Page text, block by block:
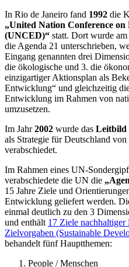
In Rio de Janeiro fand 1992 die
„United Nation Conference
(UNCED)“ statt. Dort wurde
die Agenda 21 unterschrieben,
Eingang genannten drei
die ökologische und 3. die
einzigartiger Aktionsplan als
Entwicklung“ und gleichzeitig
Entwicklung im Rahmen von
umzusetzen.
Im Jahr2002 wurde das Leitbild
als Strategie für Deutschland
verabschiedet.
Im Rahmen eines UN-
verabschiedete die UN die
15 Jahre Ziele und
Entwicklung geliefert werden.
einmal deutlich zu den 3
und enthält 17 Ziele
Zielvorgaben (Sustainable
behandelt fünf Hauptthemen:
People / Menschen